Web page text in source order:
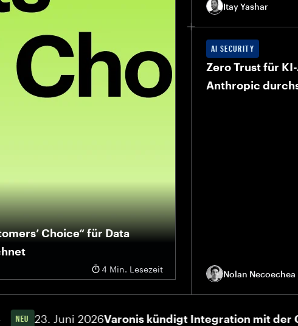
Choice“ für Data
4 Min. Lesezeit
Itay Yashar
AI SECURITY
Zero Trust für
Anthropic
Nolan Necoechea
23. Juni 2026Varonis kündigt Integration mit der